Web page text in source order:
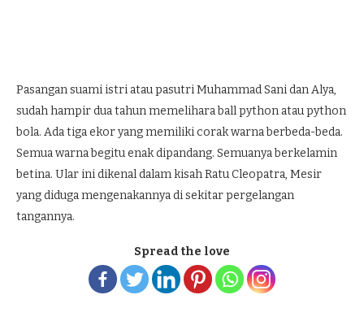
Pasangan suami istri atau pasutri Muhammad Sani dan Alya,
sudah hampir dua tahun memelihara ball python atau python
bola. Ada tiga ekor yang memiliki corak warna berbeda-beda.
Semua warna begitu enak dipandang. Semuanya berkelamin
betina. Ular ini dikenal dalam kisah Ratu Cleopatra, Mesir
yang diduga mengenakannya di sekitar pergelangan
tangannya.
Spread the love